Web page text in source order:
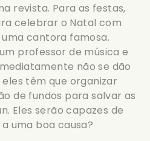
revista. Para as festas,
celebrar o Natal com
uma cantora famosa.
professor de música e
não se dão
têm que organizar
de fundos para salvar as
Eles serão capazes de
uma boa causa?